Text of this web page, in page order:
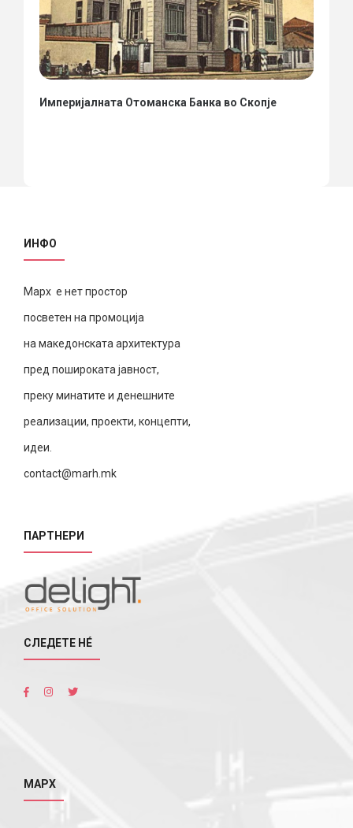
Империјалната Отоманска Банка во Скопје
ИНФО
Марх е нет простор
посветен на промоција
на македонската архитектура
пред пошироката јавност,
преку минатите и денешните
реализации, проекти, концепти,
идеи.
contact@marh.mk
ПАРТНЕРИ
СЛЕДЕТЕ НÉ
МАРХ